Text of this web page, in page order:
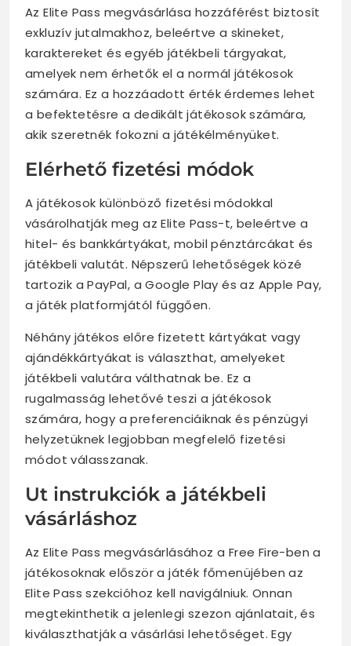
Az Elite Pass megvásárlása hozzáférést biztosít
exkluzív jutalmakhoz, beleértve a skineket,
karaktereket és egyéb játékbeli tárgyakat,
amelyek nem érhetők el a normál játékosok
számára. Ez a hozzáadott érték érdemes lehet
a befektetésre a dedikált játékosok számára,
akik szeretnék fokozni a játékélményüket.
Elérhető fizetési módok
A játékosok különböző fizetési módokkal
vásárolhatják meg az Elite Pass-t, beleértve a
hitel- és bankkártyákat, mobil pénztárcákat és
játékbeli valutát. Népszerű lehetőségek közé
tartozik a PayPal, a Google Play és az Apple Pay,
a játék platformjától függően.
Néhány játékos előre fizetett kártyákat vagy
ajándékkártyákat is választhat, amelyeket
játékbeli valutára válthatnak be. Ez a
rugalmasság lehetővé teszi a játékosok
számára, hogy a preferenciáiknak és pénzügyi
helyzetüknek legjobban megfelelő fizetési
módot válasszanak.
Ut instrukciók a játékbeli
vásárláshoz
Az Elite Pass megvásárlásához a Free Fire-ben a
játékosoknak először a játék főmenüjében az
Elite Pass szekcióhoz kell navigálniuk. Onnan
megtekinthetik a jelenlegi szezon ajánlatait, és
kiválaszthatják a vásárlási lehetőséget. Egy